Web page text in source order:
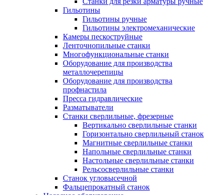
Гильотины
Гильотины ручные
Гильотины электромеханические
Камеры пескоструйные
Ленточнопильные станки
Многофункциональные станки
Оборудование для производства
металлочерепицы
Оборудование для производства
профнастила
Пресса гидравлические
Разматыватели
Станки сверлильные, фрезерные
Вертикально сверлильные станки
Горизонтально сверлильный станок
Магнитные сверлильные станки
Напольные сверлильные станки
Настольные сверлильные станки
Рельсосверлильные станки
Станок угловысечной
Фальцепрокатный станок